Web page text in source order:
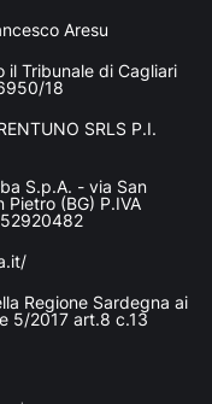
Aresu
Tribunale di Cagliari
18
SRLS P.I.
S.p.A. - via San
(BG) P.IVA
Regione Sardegna ai
5/2017 art.8 c.13